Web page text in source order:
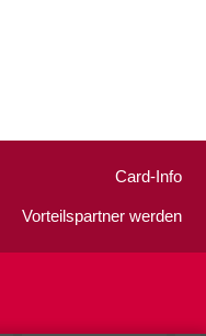
Card-Info
Vorteilspartner werden